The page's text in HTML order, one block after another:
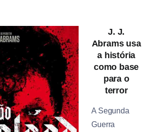
J. J.
Abrams usa
a história
como base
para o
terror
A Segunda
Guerra